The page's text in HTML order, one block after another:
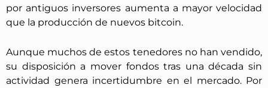
por antiguos inversores aumenta a mayor velocidad
que la producción de nuevos bitcoin.
Aunque muchos de estos tenedores no han vendido,
su disposición a mover fondos tras una década sin
actividad genera incertidumbre en el mercado. Por